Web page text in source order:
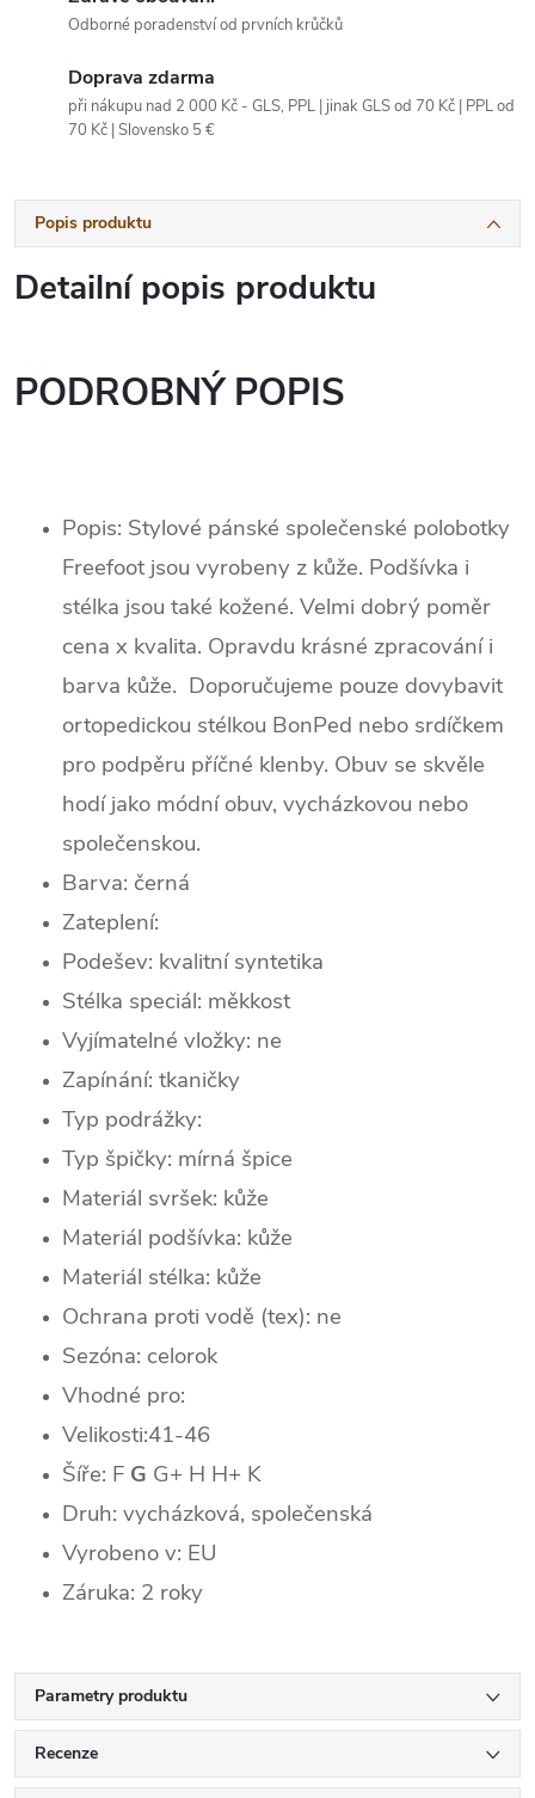
Odborné poradenství od prvních krůčků
Doprava zdarma
při nákupu nad 2 000 Kč - GLS, PPL | jinak GLS od 70 Kč | PPL od
70 Kč | Slovensko 5 €
Popis produktu
Detailní popis produktu
PODROBNÝ POPIS
Popis: Stylové pánské společenské polobotky
Freefoot jsou vyrobeny z kůže. Podšívka i
stélka jsou také kožené. Velmi dobrý poměr
cena x kvalita. Opravdu krásné zpracování i
barva kůže. Doporučujeme pouze dovybavit
ortopedickou stélkou BonPed nebo srdíčkem
pro podpěru příčné klenby. Obuv se skvěle
hodí jako módní obuv, vycházkovou nebo
společenskou.
Barva: černá
Zateplení:
Podešev: kvalitní syntetika
Stélka speciál: měkkost
Vyjímatelné vložky: ne
Zapínání: tkaničky
Typ podrážky:
Typ špičky: mírná špice
Materiál svršek: kůže
Materiál podšívka: kůže
Materiál stélka: kůže
Ochrana proti vodě (tex): ne
Sezóna: celorok
Vhodné pro:
Velikosti:41-46
Šíře: F G G+ H H+ K
Druh: vycházková, společenská
Vyrobeno v: EU
Záruka: 2 roky
Parametry produktu
Recenze